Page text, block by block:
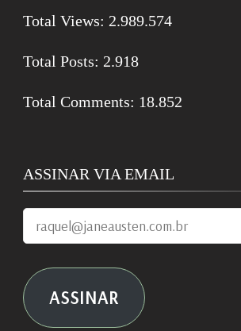
Total Views: 2.989.574
Total Posts: 2.918
Total Comments: 18.852
ASSINAR VIA EMAIL
raquel@janeausten.com.br
ASSINAR